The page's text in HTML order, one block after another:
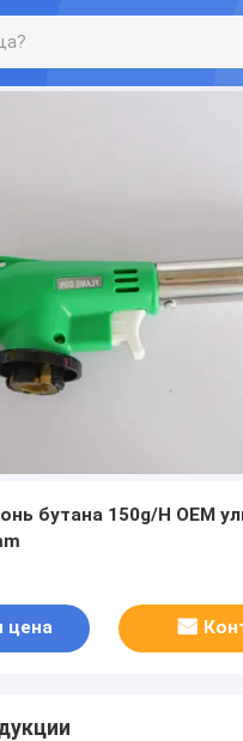
бутана 150g/H OEM
цена